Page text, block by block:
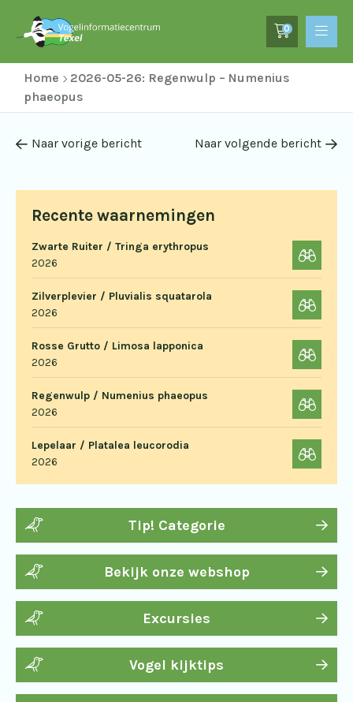
0
Home
2026-05-26: Regenwulp – Numenius
phaeopus
Recente waarnemingen
Zwarte Ruiter / Tringa erythropus
2026
Zilverplevier / Pluvialis squatarola
2026
Rosse Grutto / Limosa lapponica
2026
Regenwulp / Numenius phaeopus
2026
Lepelaar / Platalea leucorodia
2026
Tip! Categorie
Bekijk onze webshop
Excursies
Vogel kijktips
Naar vorige bericht Naar volgende bericht